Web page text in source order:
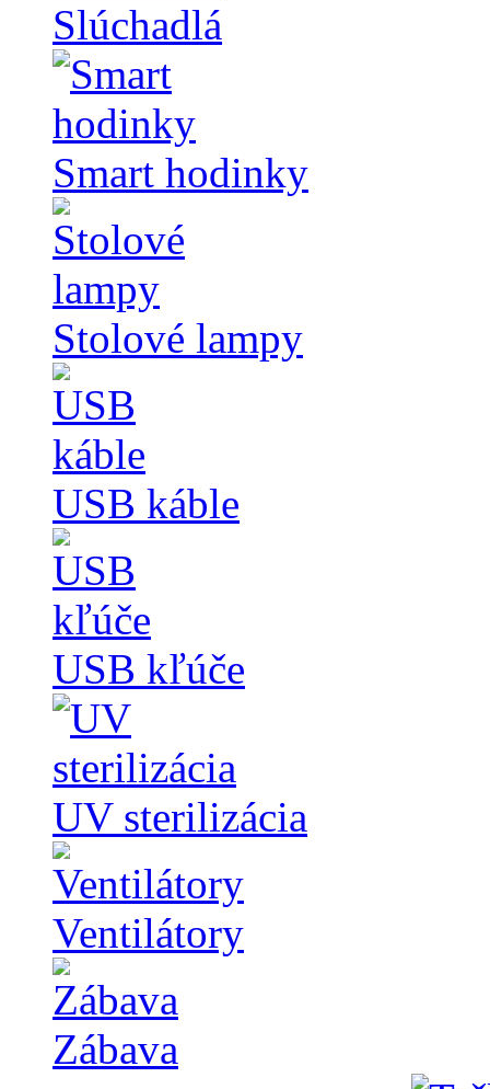
Slúchadlá
Smart hodinky
Stolové lampy
USB káble
USB kľúče
UV sterilizácia
Ventilátory
Zábava